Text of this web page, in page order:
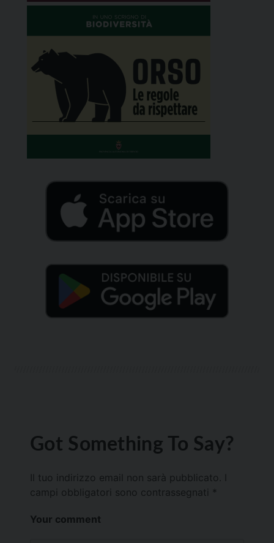
Got Something To Say?
Il tuo indirizzo email non sarà pubblicato.
campi obbligatori sono contrassegnati *
Your comment